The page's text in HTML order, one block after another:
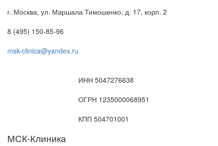
г. Москва, ул. Маршала Тимошенко, д. 17, корп. 2
8 (495) 150-85-96
msk-clinica@yandex.ru
ИНН 5047276638
ОГРН 1235000068951
КПП 504701001
МСК-Клиника